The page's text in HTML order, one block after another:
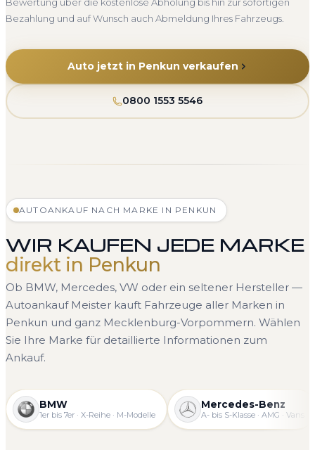
Bezahlung und auf Wunsch auch Abmeldung Ihres Fahrzeugs.
Auto jetzt in Penkun verkaufen
0800 1553 5546
AUTOANKAUF NACH MARKE IN PENKUN
WIR KAUFEN JEDE MARKE
direkt in Penkun
Ob BMW, Mercedes, VW oder ein seltener Hersteller —
Autoankauf Meister kauft Fahrzeuge aller Marken in
Penkun und ganz Mecklenburg-Vorpommern. Wählen
Sie Ihre Marke für detaillierte Informationen zum
Ankauf.
BMW
1er bis 7er · X-Reihe · M-Modelle
Mercedes-Benz
A- bis S-Klasse · AMG · Vans